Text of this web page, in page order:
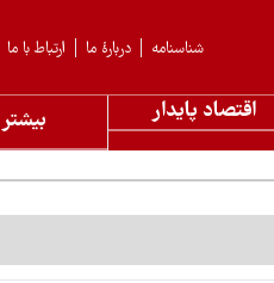
ارتباط با ما دربارهٔ ما شناسنامه
اقتصاد پایدار بیشتر